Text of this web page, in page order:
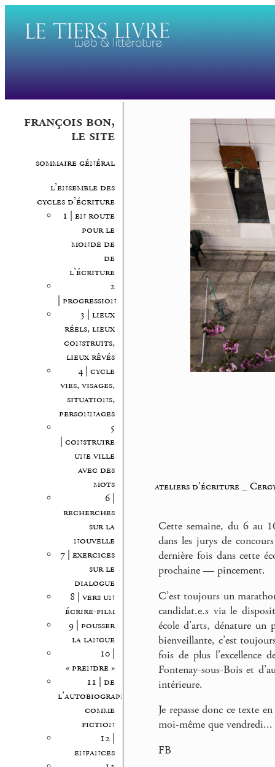
françois bon,
le site
sommaire général
l’ensemble des
cycles d’écriture
1 | en route
pour le
monde de
de
l’écriture
2
| progression
3 | lieux
réels, lieux
construits,
lieux rêvés
4 | cycle
vies, visages,
situations,
personnages
5
| construire
une ville
avec des
mots
6 |
recherches
sur la
nouvelle
7 | exercices
sur le
dialogue
8 | vers un
écrire-film
9 | pousser
la langue
10 |
« prendre »
11 | de
l’autobiographie
comme
fiction
12 |
enfances
ateliers d’écriture_
Cette semaine, du 6 au
dans les jurys de
dernière fois dans cette
prochaine — pincement.
C’est toujours un
candidat.e.s via le
école d’arts, dénature un
bienveillante, c’est
fois de plus l’excellence
Fontenay-sous-Bois et
intérieure.
Je repasse donc ce texte
moi-même que vendredi...
FB